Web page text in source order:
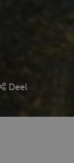
Deel